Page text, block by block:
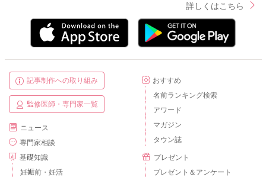
詳しくはこちら
記事制作への取り組み
監修医師・専門家一覧
ニュース
専門家相談
基礎知識
妊娠前・妊活
おすすめ
名前ランキング検索
アワード
マガジン
タウン誌
プレゼント
プレゼント＆アンケート